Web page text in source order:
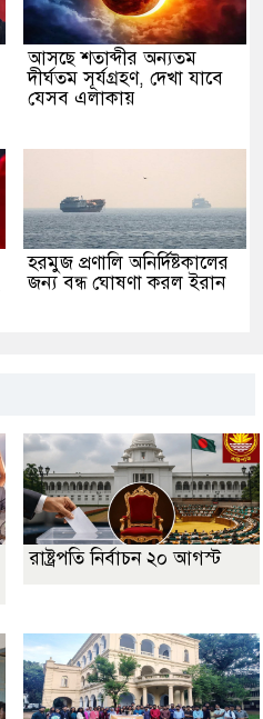
আসছে শতাব্দীর অন্যতম
দীর্ঘতম সূর্যগ্রহণ, দেখা যাবে
যেসব এলাকায়
হরমুজ প্রণালি অনির্দিষ্টকালের
জন্য বন্ধ ঘোষণা করল ইরান
রাষ্ট্রপতি নির্বাচন ২০ আগস্ট